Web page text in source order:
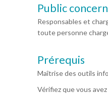
Public
Responsables et
toute personne
Prérequis
Maîtrise des outils
Vérifiez que vous